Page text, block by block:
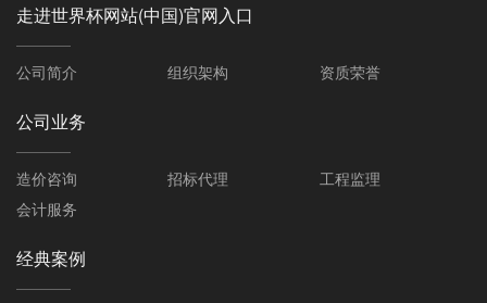
走进世界杯网站(中国)官网入口
公司简介 组织架构 资质荣誉
公司业务
造价咨询 招标代理
工程监理
会计服务
经典案例